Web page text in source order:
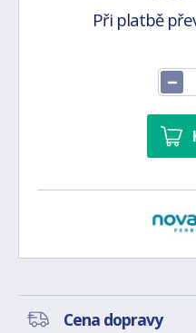
Při platbě
Cena dopravy